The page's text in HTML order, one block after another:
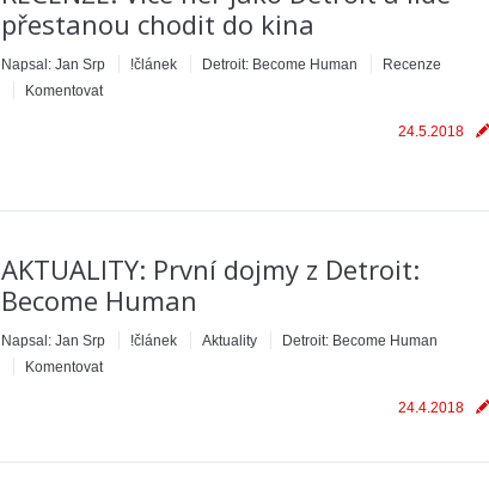
přestanou chodit do kina
Napsal: Jan Srp !článek Detroit: Become Human
Recenze
Komentovat
24.5.2018
AKTUALITY: První dojmy z Detroit:
Become Human
Napsal: Jan Srp !článek Aktuality
Detroit: Become Human
Komentovat
24.4.2018